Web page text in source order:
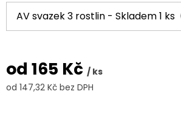
od 165 Kč / ks
od 147,32 Kč bez DPH